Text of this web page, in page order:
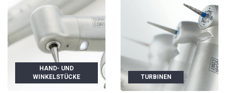
HAND- UND
WINKELSTÜCKE
TURBINEN